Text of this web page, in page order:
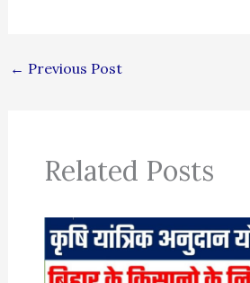
← Previous Post
Related Posts